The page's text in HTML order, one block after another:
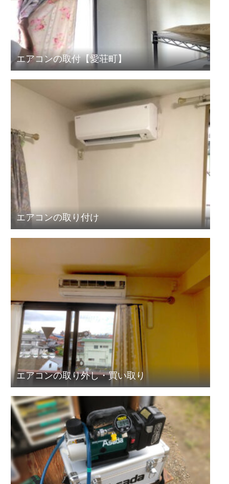
エアコンの取付【愛荘町】
エアコンの取り付け
エアコンの取り外し・買い取り